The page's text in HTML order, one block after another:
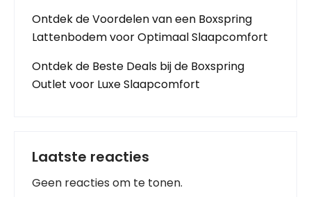
Ontdek de Voordelen van een Boxspring
Lattenbodem voor Optimaal Slaapcomfort
Ontdek de Beste Deals bij de Boxspring
Outlet voor Luxe Slaapcomfort
Laatste reacties
Geen reacties om te tonen.